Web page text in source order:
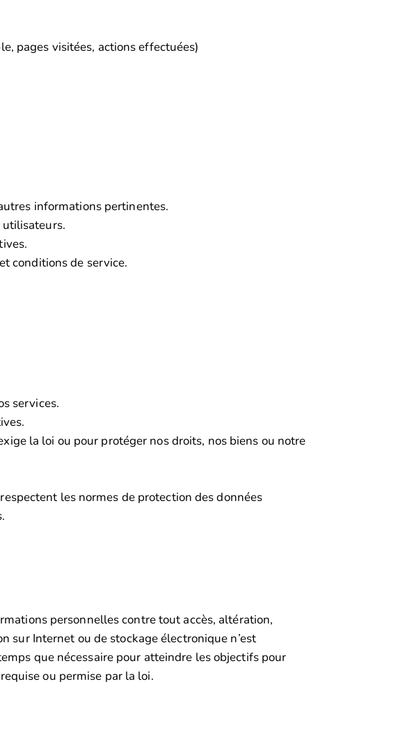
pages visitées, actions effectuées)
informations pertinentes.
conditions de service.
services.
la loi ou pour protéger nos droits, nos biens ou notre
les normes de protection des données
personnelles contre tout accès, altération,
sur Internet ou de stockage électronique n’est
que nécessaire pour atteindre les objectifs pour
ou permise par la loi.